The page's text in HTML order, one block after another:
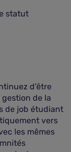
statut
d'être
de la
de job étudiant
vers
les mêmes